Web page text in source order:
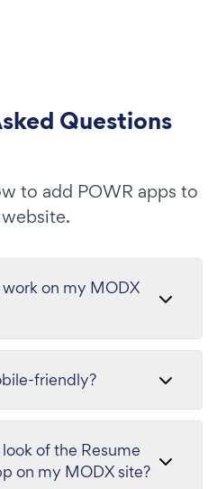
Questions
to add POWR apps to
on my MODX
friendly?
of the Resume
on my MODX site?